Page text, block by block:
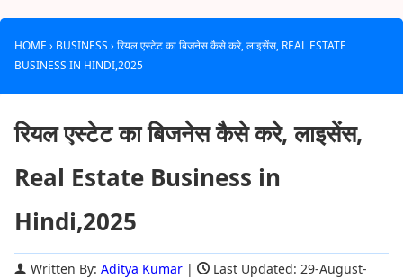
HOME › BUSINESS › रियल एस्टेट का बिजनेस कैसे करे, लाइसेंस, REAL ESTATE
BUSINESS IN HINDI,2025
रियल एस्टेट का बिजनेस कैसे करे, लाइसेंस,
Real Estate Business in
Hindi,2025
Written By: Aditya Kumar |
Last Updated: 29-August-